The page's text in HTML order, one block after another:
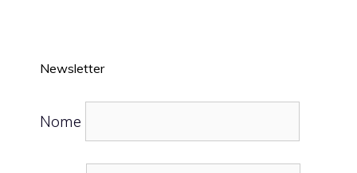
Newsletter
Nome